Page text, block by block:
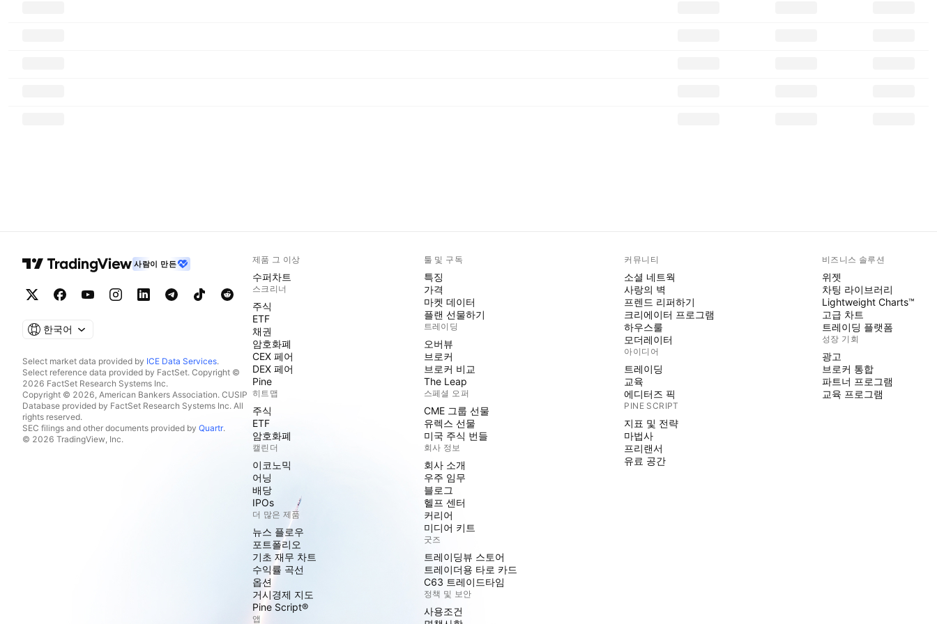
사람이 만든
한국어
Select market data provided by ICE Data Services.
Select reference data provided by FactSet. Copyright ©
2026 FactSet Research Systems Inc.
Copyright © 2026, American Bankers Association. CUSIP
Database provided by FactSet Research Systems Inc. All
rights reserved.
SEC filings and other documents provided by Quartr.
© 2026 TradingView, Inc.
제품 그 이상
수퍼차트
스크리너
주식
ETF
채권
암호화폐
CEX 페어
DEX 페어
Pine
히트맵
주식
ETF
암호화폐
캘린더
이코노믹
어닝
배당
IPOs
더 많은 제품
뉴스 플로우
포트폴리오
기초 재무 차트
수익률 곡선
옵션
거시경제 지도
Pine Script®
앱
툴 및 구독
특징
가격
마켓 데이터
플랜 선물하기
트레이딩
오버뷰
브로커
브로커 비교
The Leap
스페셜 오퍼
CME 그룹 선물
유렉스 선물
미국 주식 번들
회사 정보
회사 소개
우주 임무
블로그
헬프 센터
커리어
미디어 키트
굿즈
트레이딩뷰 스토어
트레이더용 타로 카드
C63 트레이드타임
정책 및 보안
사용조건
커뮤니티
소셜 네트웍
사랑의 벽
프렌드 리퍼하기
크리에이터 프로그램
하우스룰
모더레이터
아이디어
트레이딩
교육
에디터즈 픽
PINE SCRIPT
지표 및 전략
마법사
프리랜서
유료 공간
비즈니스 솔루션
위젯
차팅 라이브러리
Lightweight Charts™
고급 차트
트레이딩 플랫폼
성장 기회
광고
브로커 통합
파트너 프로그램
교육 프로그램